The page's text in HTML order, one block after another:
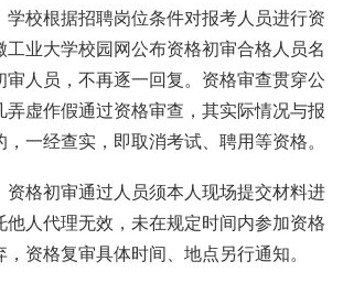
学校根据招聘岗位条件对报考人员进行资
工业大学校园网公布资格初审合格人员名
审人员，不再逐一回复。资格审查贯穿公
弄虚作假通过资格审查，其实际情况与报
一经查实，即取消考试、聘用等资格。
资格初审通过人员须本人现场提交材料进
他人代理无效，未在规定时间内参加资格
资格复审具体时间、地点另行通知。